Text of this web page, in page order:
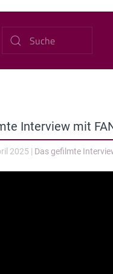
Interview mit
2025 | Das gefilmte